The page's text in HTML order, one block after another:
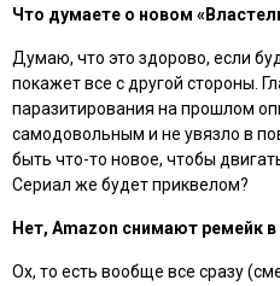
Что думаете о новом
Думаю, что это здорово, если
покажет все с другой стороны.
паразитирования на прошлом
самодовольным и не увязло в
быть что-то новое, чтобы
Сериал же будет приквелом?
Нет, Amazon снимают ремейк в
Ох, то есть вообще все сразу